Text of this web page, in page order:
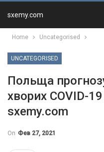
sxemy.com
Home Uncategorised
UNCATEGORISED
Польща
хворих COVID-
sxemy.com
On Фев 27, 2021